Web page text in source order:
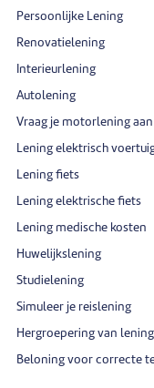
Persoonlijke Lening
Renovatielening
Interieurlening
Autolening
Vraag je motorlening aan
Lening elektrisch
Lening fiets
Lening elektrische fiets
Lening medische kosten
Huwelijkslening
Studielening
Simuleer je reislening
Hergroepering van
Beloning voor correcte